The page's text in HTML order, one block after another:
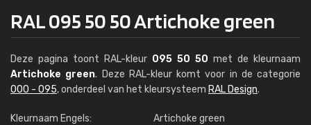
RAL 095 50 50 Artichoke green
Deze pagina toont RAL-kleur 095 50 50 met de kleurnaam
Artichoke green. Deze RAL-kleur komt voor in de categorie
000 - 095, onderdeel van het kleursysteem RAL Design.
Kleurnaam Engels:
Artichoke green